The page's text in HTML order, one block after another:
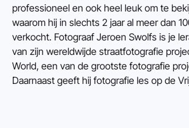
professioneel en ook heel leuk om te
waarom hij in slechts 2 jaar al meer dan
verkocht. Fotograaf Jeroen Swolfs is je
van zijn wereldwijde straatfotografie
World, een van de grootste fotografie
Daarnaast geeft hij fotografie les op de